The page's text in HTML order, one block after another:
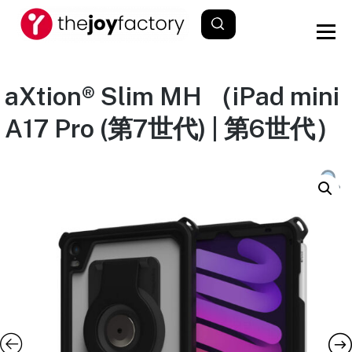
aXtion® Slim MH （iPad mini
A17 Pro (第7世代) | 第6世代）